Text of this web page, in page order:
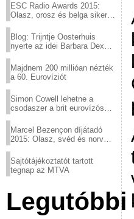
ESC Radio Awards 2015:
Olasz, orosz és belga siker,
Blog: Trijntje Oosterhuis
nyerte az idei Barbara Dex
Majdnem 200 millióan nézték
a 60. Eurovíziót
Simon Cowell lehetne a
csodaszer a brit eurovízós
Marcel Bezençon díjátadó
2015: Olasz, svéd és norvég
Sajtótájékoztatót tartott
tegnap az MTVA
Legutóbbi